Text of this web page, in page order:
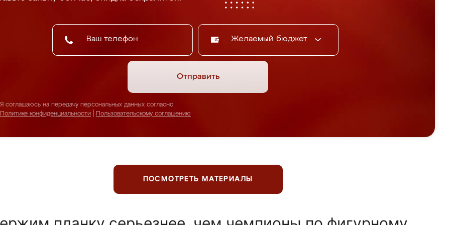
Желаемый бюджет
Отправить
Я соглашаюсь на передачу персональных данных согласно
Политике конфиденциальности
Пользовательскому соглашению
ПОСМОТРЕТЬ МАТЕРИАЛЫ